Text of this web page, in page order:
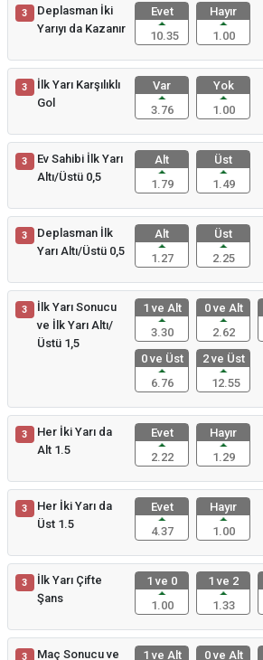
3
Deplasman İki
Yarıyı da Kazanır
Evet
10.35
Hayır
1.00
3
İlk Yarı Karşılıklı
Gol
Var
3.76
Yok
1.00
3
Ev Sahibi İlk Yarı
Altı/Üstü 0,5
Alt
1.79
Üst
1.49
3
Deplasman İlk
Yarı Altı/Üstü 0,5
Alt
1.27
Üst
2.25
3
İlk Yarı Sonucu
ve İlk Yarı Altı/
Üstü 1,5
1 ve Alt
3.30
0 ve Alt
2.62
0 ve Üst
6.76
2 ve Üst
12.55
3
Her İki Yarı da
Alt 1.5
Evet
2.22
Hayır
1.29
3
Her İki Yarı da
Üst 1.5
Evet
4.37
Hayır
1.00
3
İlk Yarı Çifte
Şans
1 ve 0
1.00
1 ve 2
1.33
3
Maç Sonucu ve
1 ve Alt
0 ve Alt